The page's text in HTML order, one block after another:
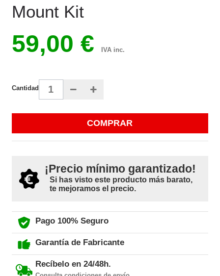
Mount Kit
59,00 € IVA inc.
Cantidad
COMPRAR
¡Precio mínimo garantizado!
Si has visto este producto más barato,
te mejoramos el precio.
Pago 100% Seguro
Garantía de Fabricante
Recíbelo en 24/48h.